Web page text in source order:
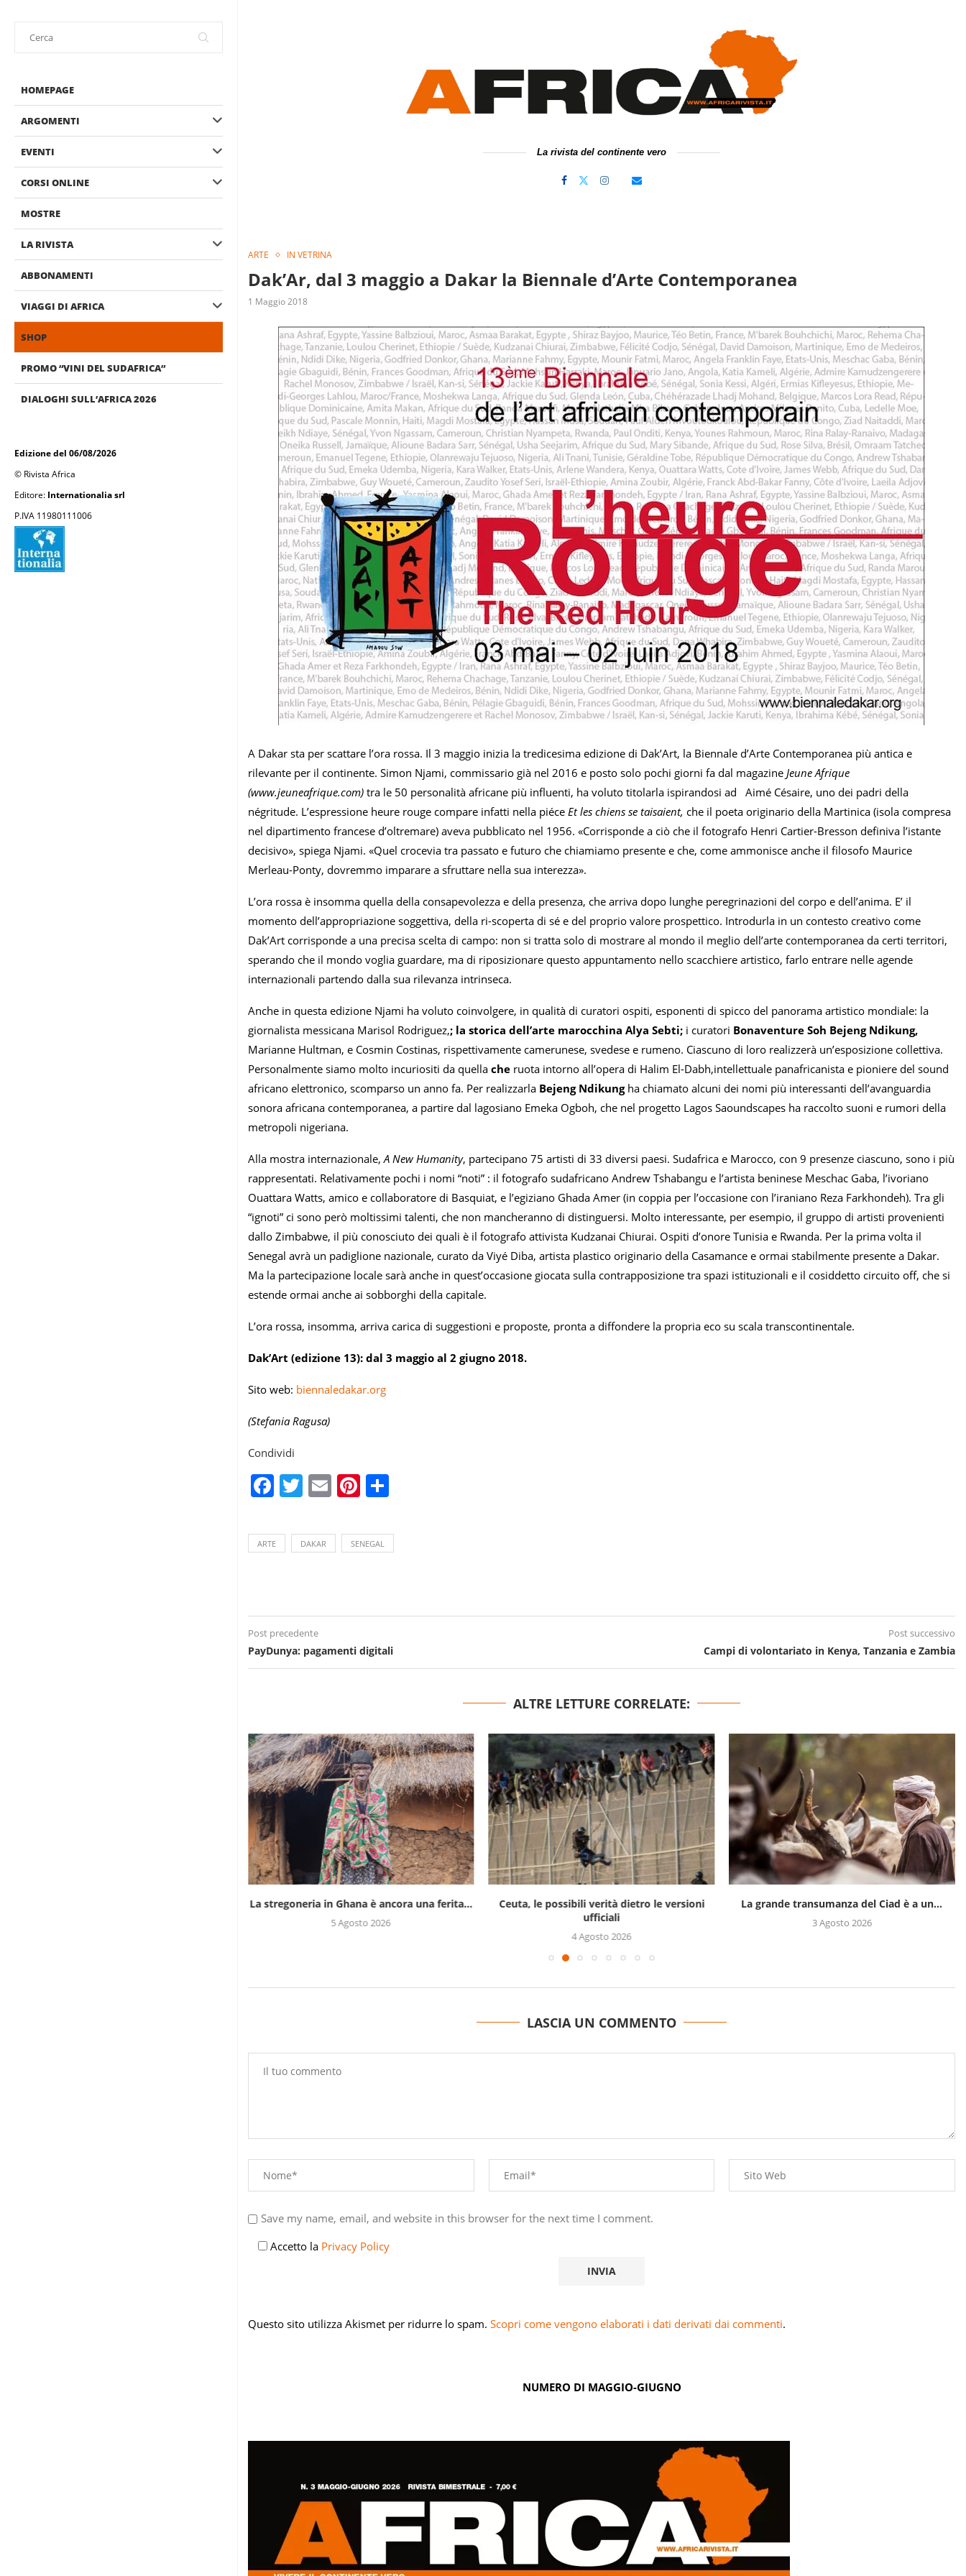
HOMEPAGE
ARGOMENTI
EVENTI
CORSI ONLINE
MOSTRE
LA RIVISTA
ABBONAMENTI
VIAGGI DI AFRICA
SHOP
PROMO “VINI DEL SUDAFRICA”
DIALOGHI SULL’AFRICA 2026
Edizione del 06/08/2026
© Rivista Africa
Editore: Internationalia srl
P.IVA 11980111006
La rivista del continente vero
ARTE IN VETRINA
Dak’Ar, dal 3 maggio a Dakar la Biennale d’Arte Contemporanea
1 Maggio 2018
A Dakar sta per scattare l’ora rossa. Il 3 maggio inizia la tredicesima edizione di Dak’Art, la Biennale d’Arte Contemporanea più antica e
rilevante per il continente. Simon Njami, commissario già nel 2016 e posto solo pochi giorni fa dal magazine Jeune Afrique
(www.jeuneafrique.com) tra le 50 personalità africane più influenti, ha voluto titolarla ispirandosi ad Aimé Césaire, uno dei padri della
négritude. L’espressione heure rouge compare infatti nella piéce Et les chiens se taisaient, che il poeta originario della Martinica (isola compresa
nel dipartimento francese d’oltremare) aveva pubblicato nel 1956. «Corrisponde a ciò che il fotografo Henri Cartier-Bresson definiva l’istante
decisivo», spiega Njami. «Quel crocevia tra passato e futuro che chiamiamo presente e che, come ammonisce anche il filosofo Maurice
Merleau-Ponty, dovremmo imparare a sfruttare nella sua interezza».
L’ora rossa è insomma quella della consapevolezza e della presenza, che arriva dopo lunghe peregrinazioni del corpo e dell’anima. E’ il
momento dell’appropriazione soggettiva, della ri-scoperta di sé e del proprio valore prospettico. Introdurla in un contesto creativo come
Dak’Art corrisponde a una precisa scelta di campo: non si tratta solo di mostrare al mondo il meglio dell’arte contemporanea da certi territori,
sperando che il mondo voglia guardare, ma di riposizionare questo appuntamento nello scacchiere artistico, farlo entrare nelle agende
internazionali partendo dalla sua rilevanza intrinseca.
Anche in questa edizione Njami ha voluto coinvolgere, in qualità di curatori ospiti, esponenti di spicco del panorama artistico mondiale: la
giornalista messicana Marisol Rodriguez,; la storica dell’arte marocchina Alya Sebti; i curatori Bonaventure Soh Bejeng Ndikung,
Marianne Hultman, e Cosmin Costinas, rispettivamente camerunese, svedese e rumeno. Ciascuno di loro realizzerà un’esposizione collettiva.
Personalmente siamo molto incuriositi da quella che ruota intorno all’opera di Halim El-Dabh,intellettuale panafricanista e pioniere del sound
africano elettronico, scomparso un anno fa. Per realizzarla Bejeng Ndikungha chiamato alcuni dei nomi più interessanti dell’avanguardia
sonora africana contemporanea, a partire dal lagosiano Emeka Ogboh, che nel progetto Lagos Saoundscapes ha raccolto suoni e rumori della
metropoli nigeriana.
Alla mostra internazionale,A New Humanity, partecipano 75 artisti di 33 diversi paesi. Sudafrica e Marocco, con 9 presenze ciascuno, sono i più
rappresentati. Relativamente pochi i nomi “noti” : il fotografo sudafricano Andrew Tshabangu e l’artista beninese Meschac Gaba, l’ivoriano
Ouattara Watts, amico e collaboratore di Basquiat, e l’egiziano Ghada Amer (in coppia per l’occasione con l’iraniano Reza Farkhondeh). Tra gli
“ignoti” ci sono però moltissimi talenti, che non mancheranno di distinguersi. Molto interessante, per esempio, il gruppo di artisti provenienti
dallo Zimbabwe, il più conosciuto dei quali è il fotografo attivista Kudzanai Chiurai. Ospiti d’onore Tunisia e Rwanda. Per la prima volta il
Senegal avrà un padiglione nazionale, curato da Viyé Diba, artista plastico originario della Casamance e ormai stabilmente presente a Dakar.
Ma la partecipazione locale sarà anche in quest’occasione giocata sulla contrapposizione tra spazi istituzionali e il cosiddetto circuito off, che si
estende ormai anche ai sobborghi della capitale.
L’ora rossa, insomma, arriva carica di suggestioni e proposte, pronta a diffondere la propria eco su scala transcontinentale.
Dak’Art (edizione 13): dal 3 maggio al 2 giugno 2018.
Sito web: biennaledakar.org
(Stefania Ragusa)
Condividi
Facebook
Twitter
EmailPinterest
ARTE DAKAR SENEGAL
Post precedente
PayDunya: pagamenti digitali
Post successivo
Campi di volontariato in Kenya, Tanzania e Zambia
ALTRE LETTURE CORRELATE:
La stregoneria in Ghana è ancora una ferita...
5 Agosto 2026
Ceuta, le possibili verità dietro le versioni
ufficiali
4 Agosto 2026
La grande transumanza del Ciad è a un...
3 Agosto 2026
LASCIA UN COMMENTO
Save my name, email, and website in this browser for the next time I comment.
Accetto la Privacy Policy
Questo sito utilizza Akismet per ridurre lo spam. Scopri come vengono elaborati i dati derivati dai commenti.
NUMERO DI MAGGIO-GIUGNO